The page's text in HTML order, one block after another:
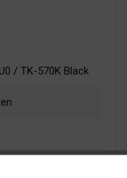
/ TK-570K Black